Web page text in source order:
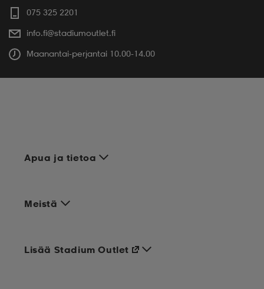
075 325 2201
info.fi@stadiumoutlet.fi
Maanantai-perjantai 10.00-14.00
Apua ja tietoa
Meistä
Lisää Stadium Outlet